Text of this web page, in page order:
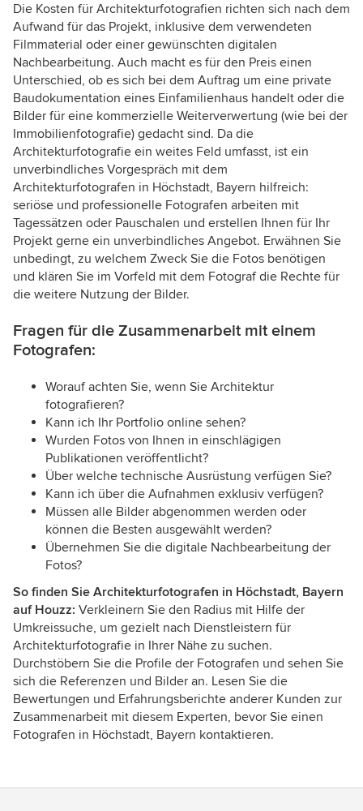
Die Kosten für Architekturfotografien richten sich nach dem
Aufwand für das Projekt, inklusive dem verwendeten
Filmmaterial oder einer gewünschten digitalen
Nachbearbeitung. Auch macht es für den Preis einen
Unterschied, ob es sich bei dem Auftrag um eine private
Baudokumentation eines Einfamilienhaus handelt oder die
Bilder für eine kommerzielle Weiterverwertung (wie bei der
Immobilienfotografie) gedacht sind. Da die
Architekturfotografie ein weites Feld umfasst, ist ein
unverbindliches Vorgespräch mit dem
Architekturfotografen in Höchstadt, Bayern hilfreich:
seriöse und professionelle Fotografen arbeiten mit
Tagessätzen oder Pauschalen und erstellen Ihnen für Ihr
Projekt gerne ein unverbindliches Angebot. Erwähnen Sie
unbedingt, zu welchem Zweck Sie die Fotos benötigen
und klären Sie im Vorfeld mit dem Fotograf die Rechte für
die weitere Nutzung der Bilder.
Fragen für die Zusammenarbeit mit einem
Fotografen:
Worauf achten Sie, wenn Sie Architektur
fotografieren?
Kann ich Ihr Portfolio online sehen?
Wurden Fotos von Ihnen in einschlägigen
Publikationen veröffentlicht?
Über welche technische Ausrüstung verfügen Sie?
Kann ich über die Aufnahmen exklusiv verfügen?
Müssen alle Bilder abgenommen werden oder
können die Besten ausgewählt werden?
Übernehmen Sie die digitale Nachbearbeitung der
Fotos?
So finden Sie Architekturfotografen in Höchstadt, Bayern
auf Houzz: Verkleinern Sie den Radius mit Hilfe der
Umkreissuche, um gezielt nach Dienstleistern für
Architekturfotografie in Ihrer Nähe zu suchen.
Durchstöbern Sie die Profile der Fotografen und sehen Sie
sich die Referenzen und Bilder an. Lesen Sie die
Bewertungen und Erfahrungsberichte anderer Kunden zur
Zusammenarbeit mit diesem Experten, bevor Sie einen
Fotografen in Höchstadt, Bayern kontaktieren.